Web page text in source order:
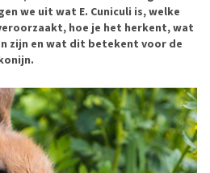
we uit wat E. Cuniculi is, welke
hoe je het herkent, wat
zijn en wat dit betekent voor de